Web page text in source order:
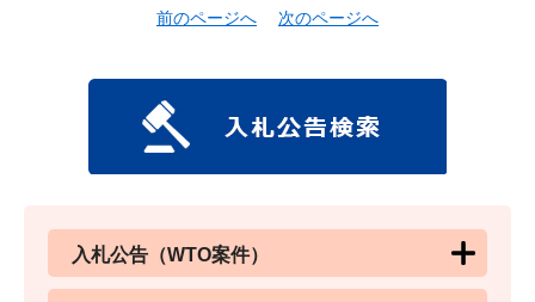
前のページへ 次のページへ
入札公告（WTO案件）